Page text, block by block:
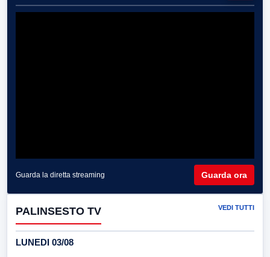
Guarda la diretta streaming Guarda ora
PALINSESTO TV VEDI TUTTI
LUNEDI 03/08